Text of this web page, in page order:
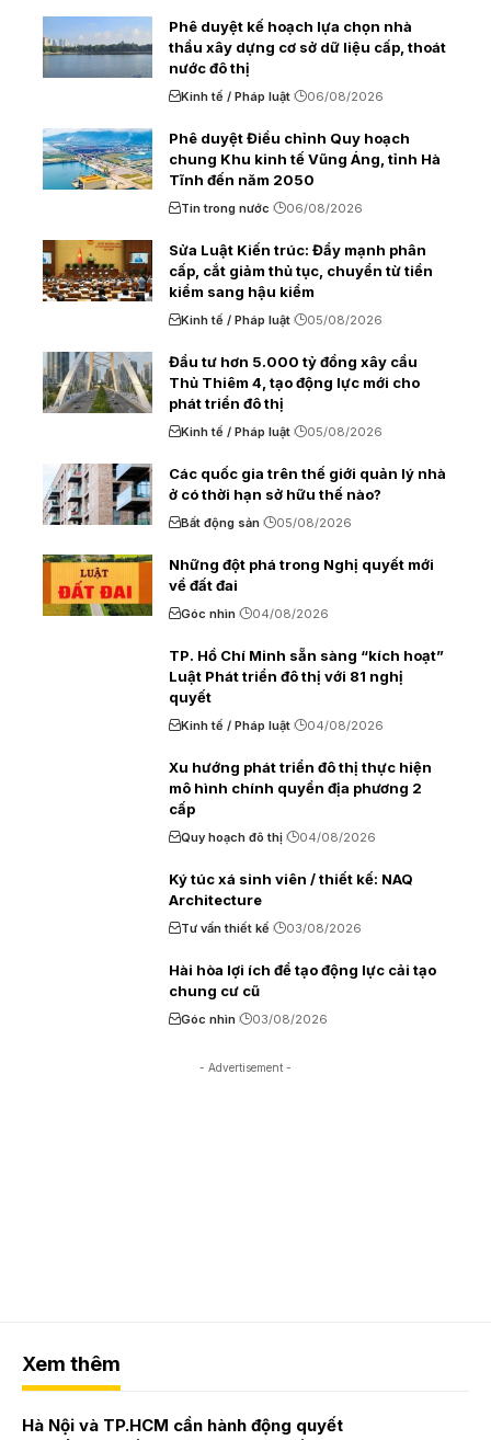
Phê duyệt kế hoạch lựa chọn nhà
thầu xây dựng cơ sở dữ liệu cấp, thoát
nước đô thị
Kinh tế / Pháp luật 06/08/2026
Phê duyệt Điều chỉnh Quy hoạch
chung Khu kinh tế Vũng Áng, tỉnh Hà
Tĩnh đến năm 2050
Tin trong nước 06/08/2026
Sửa Luật Kiến trúc: Đẩy mạnh phân
cấp, cắt giảm thủ tục, chuyển từ tiền
kiểm sang hậu kiểm
Kinh tế / Pháp luật 05/08/2026
Đầu tư hơn 5.000 tỷ đồng xây cầu
Thủ Thiêm 4, tạo động lực mới cho
phát triển đô thị
Kinh tế / Pháp luật 05/08/2026
Các quốc gia trên thế giới quản lý nhà
ở có thời hạn sở hữu thế nào?
Bất động sản 05/08/2026
Những đột phá trong Nghị quyết mới
về đất đai
Góc nhìn 04/08/2026
TP. Hồ Chí Minh sẵn sàng “kích hoạt”
Luật Phát triển đô thị với 81 nghị
quyết
Kinh tế / Pháp luật 04/08/2026
Xu hướng phát triển đô thị thực hiện
mô hình chính quyền địa phương 2
cấp
Quy hoạch đô thị 04/08/2026
Ký túc xá sinh viên / thiết kế: NAQ
Architecture
Tư vấn thiết kế 03/08/2026
Hài hòa lợi ích để tạo động lực cải tạo
chung cư cũ
Góc nhìn 03/08/2026
- Advertisement -
Xem thêm
Hà Nội và TP.HCM cần hành động quyết